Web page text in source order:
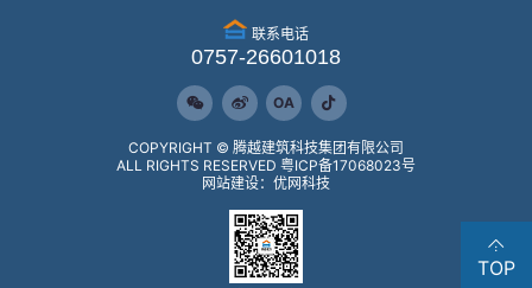
联系电话
0757-26601018
OA
COPYRIGHT © 腾越建筑科技集团有限公司
ALL RIGHTS RESERVED 粤ICP备17068023号
网站建设：优网科技
TOP